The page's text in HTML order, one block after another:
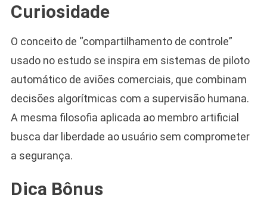
Curiosidade
O conceito de “compartilhamento de controle”
usado no estudo se inspira em sistemas de piloto
automático de aviões comerciais, que combinam
decisões algorítmicas com a supervisão humana.
A mesma filosofia aplicada ao membro artificial
busca dar liberdade ao usuário sem comprometer
a segurança.
Dica Bônus